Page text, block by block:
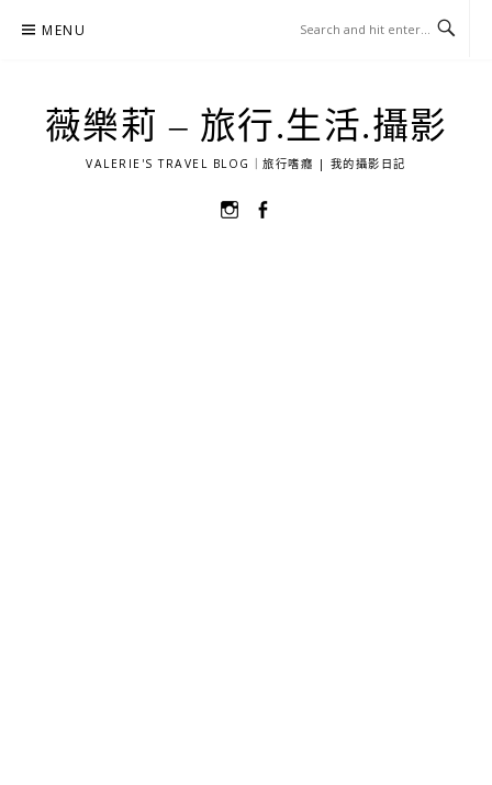
MENU
薇樂莉 – 旅行.生活.攝影
VALERIE'S TRAVEL BLOG｜旅行嗜癮 | 我的攝影日記
選